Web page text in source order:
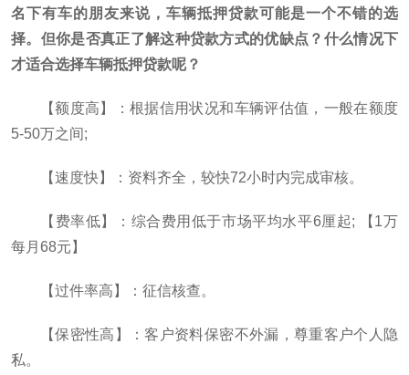
名下有车的朋友来说，车辆抵押贷款可能是一个不错的选
择。但你是否真正了解这种贷款方式的优缺点？什么情况下
才适合选择车辆抵押贷款呢？
【额度高】：根据信用状况和车辆评估值，一般在额度
5-50万之间;
【速度快】：资料齐全，较快72小时内完成审核。
【费率低】：综合费用低于市场平均水平6厘起; 【1万
每月68元】
【过件率高】：征信核查。
【保密性高】：客户资料保密不外漏，尊重客户个人隐
私。